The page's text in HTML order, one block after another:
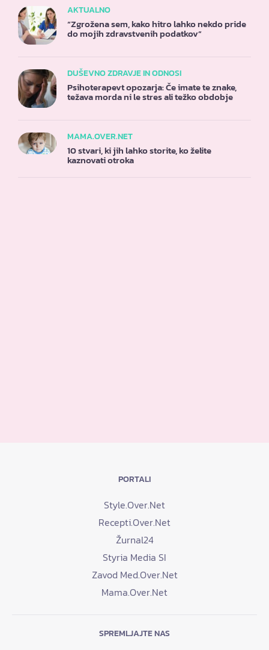
AKTUALNO
“Zgrožena sem, kako hitro lahko nekdo pride
do mojih zdravstvenih podatkov”
DUŠEVNO ZDRAVJE IN ODNOSI
Psihoterapevt opozarja: Če imate te znake,
težava morda ni le stres ali težko obdobje
MAMA.OVER.NET
10 stvari, ki jih lahko storite, ko želite
kaznovati otroka
PORTALI
Style.Over.Net
Recepti.Over.Net
Žurnal24
Styria Media SI
Zavod Med.Over.Net
Mama.Over.Net
SPREMLJAJTE NAS